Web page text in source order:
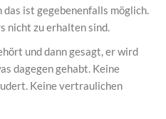
ist gegebenenfalls möglich.
nicht zu erhalten sind.
und dann gesagt, er wird
dagegen gehabt. Keine
Keine vertraulichen